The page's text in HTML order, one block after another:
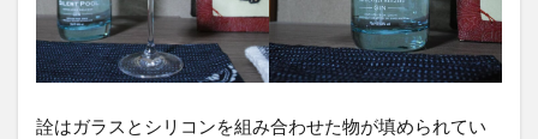
詮はガラスとシリコンを組み合わせた物が填められてい